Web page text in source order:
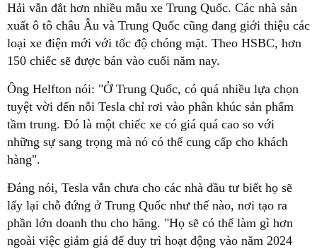
Hải vẫn đắt hơn nhiều mẫu xe Trung Quốc. Các nhà sản
xuất ô tô châu Âu và Trung Quốc cũng đang giới thiệu các
loại xe điện mới với tốc độ chóng mặt. Theo HSBC, hơn
150 chiếc sẽ được bán vào cuối năm nay.
Ông Helfton nói: "Ở Trung Quốc, có quá nhiều lựa chọn
tuyệt vời đến nỗi Tesla chỉ rơi vào phân khúc sản phẩm
tầm trung. Đó là một chiếc xe có giá quá cao so với
những sự sang trọng mà nó có thể cung cấp cho khách
hàng".
Đáng nói, Tesla vẫn chưa cho các nhà đầu tư biết họ sẽ
lấy lại chỗ đứng ở Trung Quốc như thế nào, nơi tạo ra
phần lớn doanh thu cho hãng. "Họ sẽ có thể làm gì hơn
ngoài việc giảm giá để duy trì hoạt động vào năm 2024